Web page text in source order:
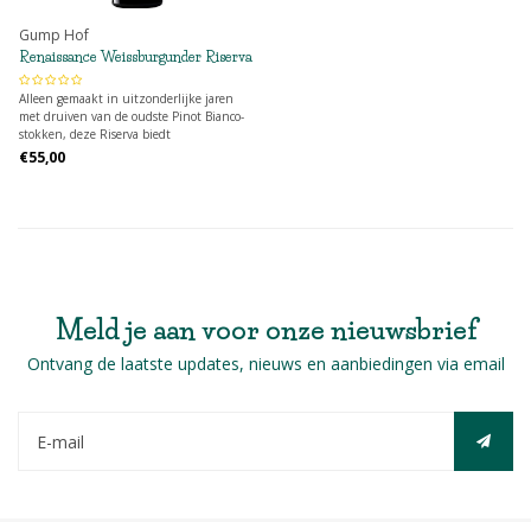
Gump Hof
Renaissance Weissburgunder Riserva
Alleen gemaakt in uitzonderlijke jaren
met druiven van de oudste Pinot Bianco-
stokken, deze Riserva biedt
indrukwekkende diepte, lengte en groot
ontwikkelingspotentieel.
€55,00
Meld je aan voor onze nieuwsbrief
Ontvang de laatste updates, nieuws en aanbiedingen via email